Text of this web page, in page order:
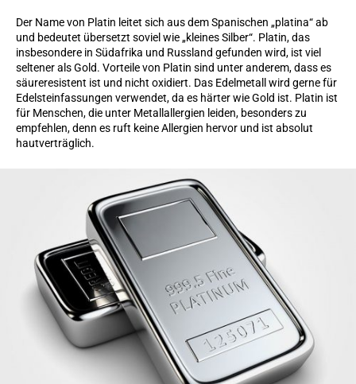
Der Name von Platin leitet sich aus dem Spanischen „platina“ ab
und bedeutet übersetzt soviel wie „kleines Silber“. Platin, das
insbesondere in Südafrika und Russland gefunden wird, ist viel
seltener als Gold. Vorteile von Platin sind unter anderem, dass es
säureresistent ist und nicht oxidiert. Das Edelmetall wird gerne für
Edelsteinfassungen verwendet, da es härter wie Gold ist. Platin ist
für Menschen, die unter Metallallergien leiden, besonders zu
empfehlen, denn es ruft keine Allergien hervor und ist absolut
hautverträglich.